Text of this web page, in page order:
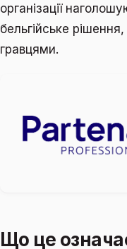
організації
бельгійське
гравцями.
Що це